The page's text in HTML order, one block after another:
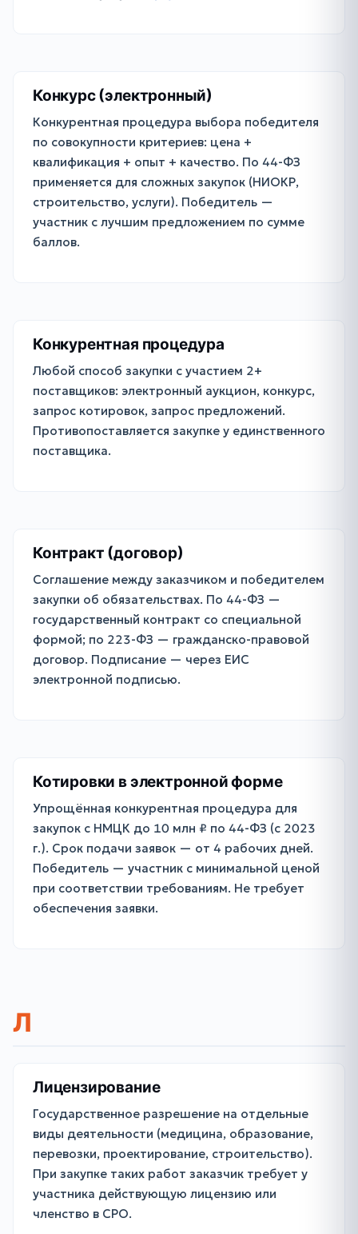
Конкурс (электронный)
Конкурентная процедура выбора победителя
по совокупности критериев: цена +
квалификация + опыт + качество. По 44-ФЗ
применяется для сложных закупок (НИОКР,
строительство, услуги). Победитель —
участник с лучшим предложением по сумме
баллов.
Конкурентная процедура
Любой способ закупки с участием 2+
поставщиков: электронный аукцион, конкурс,
запрос котировок, запрос предложений.
Противопоставляется закупке у единственного
поставщика.
Контракт (договор)
Соглашение между заказчиком и победителем
закупки об обязательствах. По 44-ФЗ —
государственный контракт со специальной
формой; по 223-ФЗ — гражданско-правовой
договор. Подписание — через ЕИС
электронной подписью.
Котировки в электронной форме
Упрощённая конкурентная процедура для
закупок с НМЦК до 10 млн ₽ по 44-ФЗ (с 2023
г.). Срок подачи заявок — от 4 рабочих дней.
Победитель — участник с минимальной ценой
при соответствии требованиям. Не требует
обеспечения заявки.
Л
Лицензирование
Государственное разрешение на отдельные
виды деятельности (медицина, образование,
перевозки, проектирование, строительство).
При закупке таких работ заказчик требует у
участника действующую лицензию или
членство в СРО.